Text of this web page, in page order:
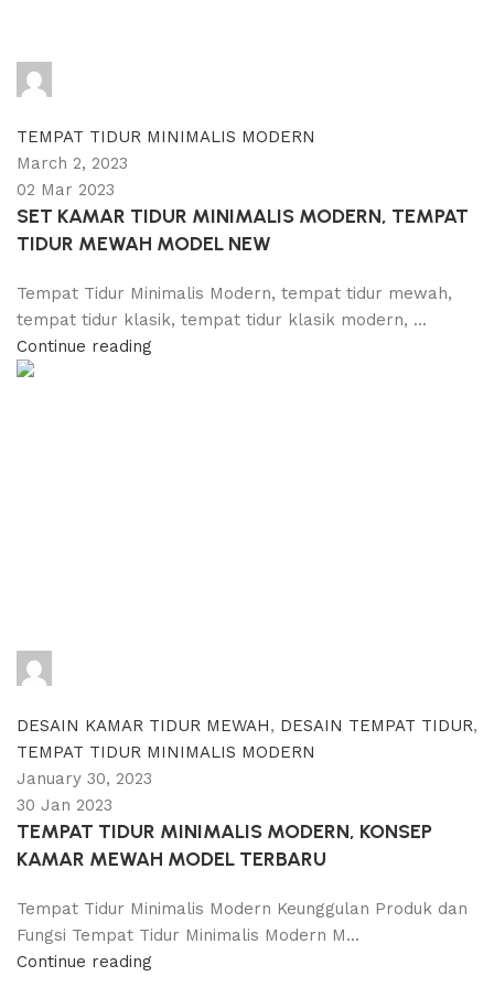
TEMPAT TIDUR MINIMALIS MODERN
March 2, 2023
02 Mar 2023
SET KAMAR TIDUR MINIMALIS MODERN, TEMPAT
TIDUR MEWAH MODEL NEW
Tempat Tidur Minimalis Modern, tempat tidur mewah,
tempat tidur klasik, tempat tidur klasik modern, ...
Continue reading
DESAIN KAMAR TIDUR MEWAH, DESAIN TEMPAT TIDUR,
TEMPAT TIDUR MINIMALIS MODERN
January 30, 2023
30 Jan 2023
TEMPAT TIDUR MINIMALIS MODERN, KONSEP
KAMAR MEWAH MODEL TERBARU
Tempat Tidur Minimalis Modern Keunggulan Produk dan
Fungsi Tempat Tidur Minimalis Modern M...
Continue reading